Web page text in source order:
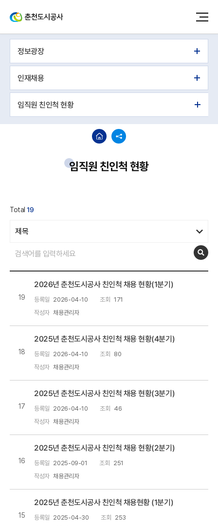
정보광장
인재채용
임직원 친인척 현황
임직원 친인척 현황
Total19
19
2026년 춘천도시공사 친인척 채용 현황(1분기)
등록일 2026-04-10 조회 171
작성자 채용관리자
18
2025년 춘천도시공사 친인척 채용 현황(4분기)
등록일 2026-04-10 조회 80
작성자 채용관리자
17
2025년 춘천도시공사 친인척 채용 현황(3분기)
등록일 2026-04-10 조회 46
작성자 채용관리자
16
2025년 춘천도시공사 친인척 채용 현황(2분기)
등록일 2025-09-01 조회 251
작성자 채용관리자
15
2025년 춘천도시공사 친인척 채용현황 (1분기)
등록일 2025-04-30 조회 253